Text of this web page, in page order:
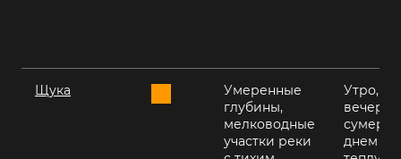
Щука
Умеренные
глубины,
мелководные
участки реки
Утро,
вечер,
днем в